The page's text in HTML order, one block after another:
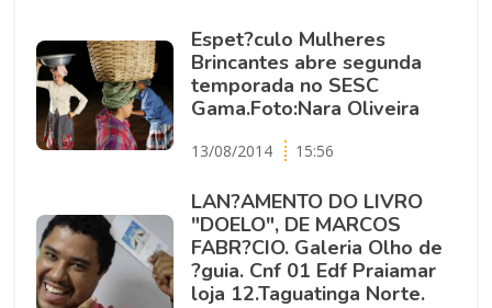
Espet?culo Mulheres
Brincantes abre segunda
temporada no SESC
Gama.Foto:Nara Oliveira
13/08/2014 15:56
LAN?AMENTO DO LIVRO
"DOELO", DE MARCOS
FABR?CIO. Galeria Olho de
?guia. Cnf 01 Edf Praiamar
loja 12.Taguatinga Norte.